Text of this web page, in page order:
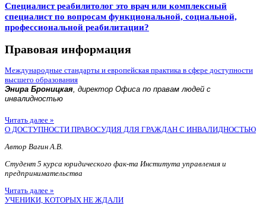
Специалист реабилитолог это врач или комплексный
специалист по вопросам функциональной, социальной,
профессиональной реабилитации?
Правовая информация
Международные стандарты и европейская практика в сфере доступности
высшего образования
Энира Броницкая, директор Офиса по правам людей с
инвалидностью
Читать далее »
О ДОСТУПНОСТИ ПРАВОСУДИЯ ДЛЯ ГРАЖДАН С ИНВАЛИДНОСТЬЮ
Автор Вагин А.В.
Студент 5 курса юридического фак-та Института управления и
предпринимательства
Читать далее »
УЧЕНИКИ, КОТОРЫХ НЕ ЖДАЛИ